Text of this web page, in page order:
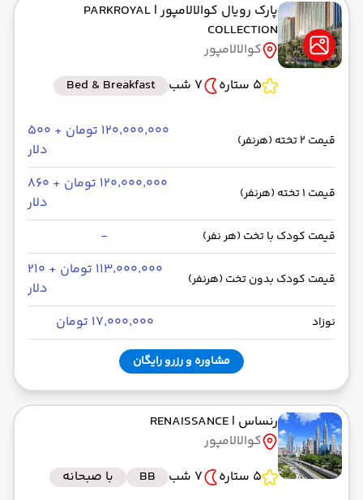
پارک رویال کوالالامپور | PARKROYAL
COLLECTION
کوالالامپور
5 ستاره
7 شب Bed & Breakfast
قیمت 2 تخته (هرنفر)
۱۲۰٬۰۰۰٬۰۰۰ تومان + ۵۰۰
دلار
قیمت 1 تخته (هرنفر)
۱۲۰٬۰۰۰٬۰۰۰ تومان + ۸۶۰
دلار
قیمت کودک با تخت (هر نفر) -
قیمت کودک بدون تخت (هرنفر)
۱۱۳٬۰۰۰٬۰۰۰ تومان + ۲۱۰
دلار
نوزاد ۱۷٬۰۰۰٬۰۰۰ تومان
مشاوره و رزرو رایگان
رنساس | RENAISSANCE
کوالالامپور
5 ستاره
7 شب BB با صبحانه